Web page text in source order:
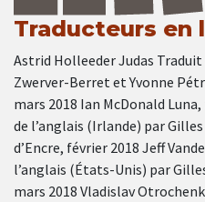
Traducteurs en
Astrid Holleeder Judas
Zwerver-Berret et Yvonne
mars 2018 Ian McDonald
de l’anglais (Irlande) par
d’Encre, février 2018 Jeff
l’anglais (États-Unis) par
mars 2018 Vladislav